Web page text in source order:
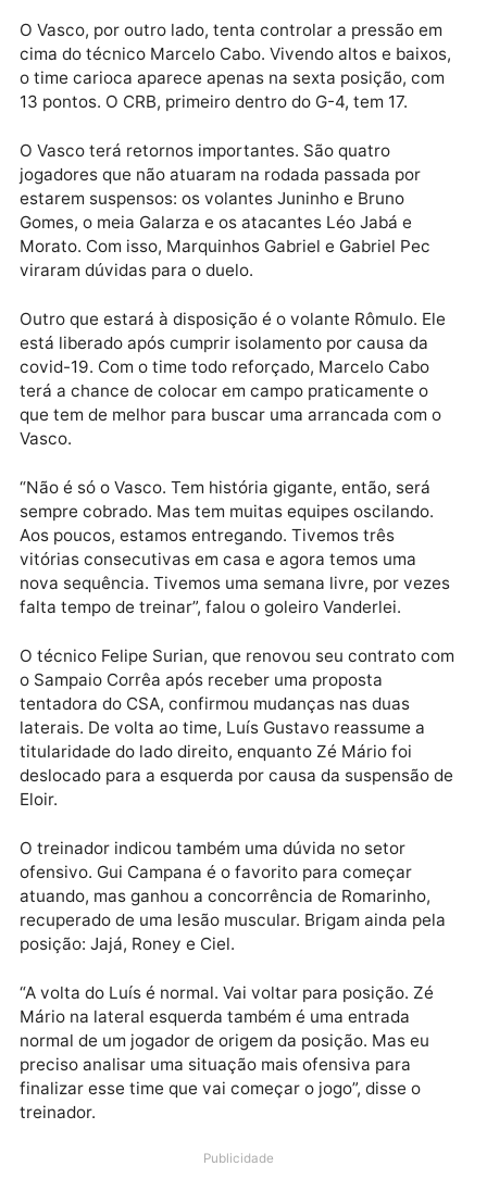
que entraram na competição como favoritos ao
acesso. No entanto, é o time maranhense que está
sobressaindo. Atualmente é o terceiro colocado, com
18 pontos, atrás apenas de Náutico (21) e Coritiba
O Vasco, por outro lado, tenta controlar a pressão
cima do técnico Marcelo Cabo. Vivendo altos e
o time carioca aparece apenas na sexta posição,
13 pontos. O CRB, primeiro dentro do G-4, tem 17.
jogadores que não atuaram na rodada passada por
estarem suspensos: os volantes Juninho e Bruno
Gomes, o meia Galarza e os atacantes Léo Jabá e
Morato. Com isso, Marquinhos Gabriel e Gabriel Pec
viraram dúvidas para o duelo.
Outro que estará à disposição é o volante Rômulo.
está liberado após cumprir isolamento por causa da
covid-19. Com o time todo reforçado, Marcelo Cabo
terá a chance de colocar em campo praticamente o
que tem de melhor para buscar uma arrancada com
“Não é só o Vasco. Tem história gigante, então, será
sempre cobrado. Mas tem muitas equipes oscilando.
Aos poucos, estamos entregando. Tivemos três
vitórias consecutivas em casa e agora temos uma
nova sequência. Tivemos uma semana livre, por
falta tempo de treinar”, falou o goleiro Vanderlei.
O técnico Felipe Surian, que renovou seu contrato
o Sampaio Corrêa após receber uma proposta
tentadora do CSA, confirmou mudanças nas duas
laterais. De volta ao time, Luís Gustavo reassume a
deslocado para a esquerda por causa da suspensão
Eloir.
O treinador indicou também uma dúvida no setor
ofensivo. Gui Campana é o favorito para começar
recuperado de uma lesão muscular. Brigam ainda